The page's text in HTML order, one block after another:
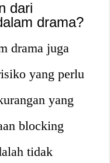
dari
drama?
drama juga
yang perlu
yang
blocking
tidak